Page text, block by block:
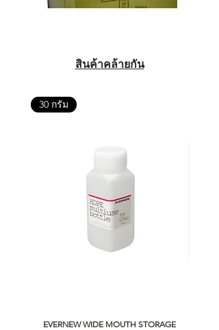
สินค้าคล้ายกัน
30 กรัม
EVERNEW WIDE MOUTH STORAGE